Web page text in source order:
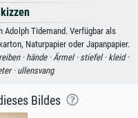
Tidemand. Verfügbar als
Naturpapier oder Japanpapier.
· hände ·Ärmel · stiefel · kleid ·
·ullensvang
Bildes